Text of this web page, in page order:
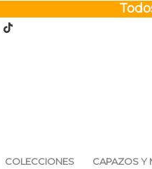
COLECCIONES CAPAZOS Y